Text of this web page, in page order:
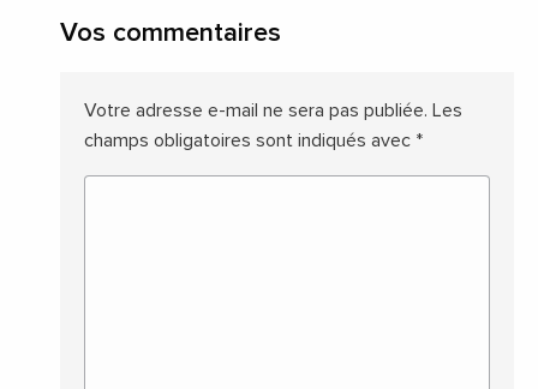
Vos commentaires
Votre adresse e-mail ne sera pas publiée. Les
champs obligatoires sont indiqués avec *